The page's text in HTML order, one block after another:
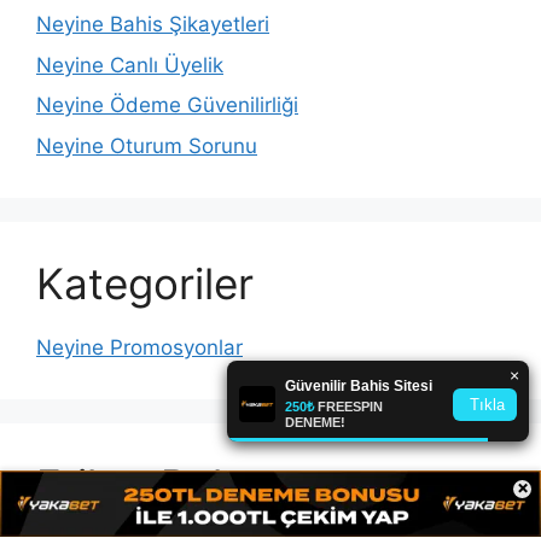
×
Neyine Bahis Şikayetleri
Neyine Canlı Üyelik
Neyine Ödeme Güvenilirliği
Neyine Oturum Sorunu
Kategoriler
Neyine Promosyonlar
Etiket Bulutu